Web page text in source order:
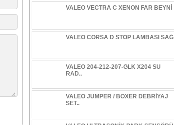
VALEO VECTRA C XENON FAR BEYNİ
VALEO CORSA D STOP LAMBASI SAĞ
VALEO 204-212-207-GLK X204 SU
RAD..
VALEO JUMPER / BOXER DEBRİYAJ
SET..